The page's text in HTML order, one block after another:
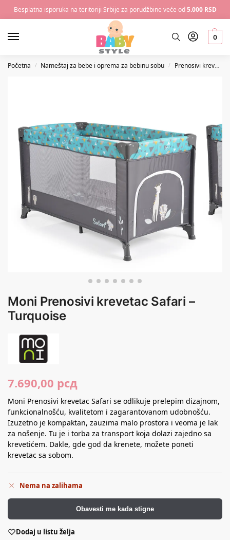
Besplatna isporuka na teritoriji Srbije za porudžbine veće od5.000 RSD
0
Početna / Nameštaj za bebe i oprema za bebinu sobu / Prenosivi krevetac za bebe
Moni Prenosivi krevetac Safari –
Turquoise
7.690,00 рсд
Moni Prenosivi krevetac Safari se odlikuje prelepim dizajnom,
funkcionalnošću, kvalitetom i zagarantovanom udobnošću.
Izuzetno je kompaktan, zauzima malo prostora i veoma je lak
za nošenje. Tu je i torba za transport koja dolazi zajedno sa
krevetićem. Dakle, gde god da krenete, možete poneti
krevetac sa sobom.
Nema na zalihama
Obavesti me kada stigne
Dodaj u listu želja